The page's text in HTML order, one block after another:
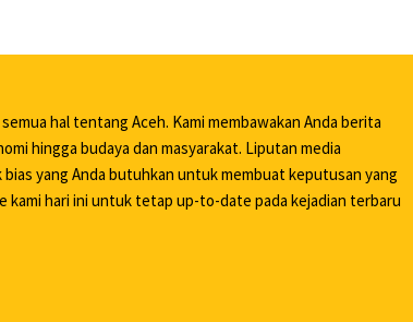
hal tentang Aceh. Kami membawakan Anda berita
hingga budaya dan masyarakat. Liputan media
yang Anda butuhkan untuk membuat keputusan yang
hari ini untuk tetap up-to-date pada kejadian terbaru